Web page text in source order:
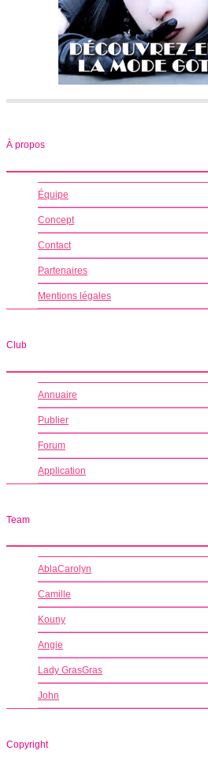
À propos
Équipe
Concept
Contact
Partenaires
Mentions légales
Club
Annuaire
Publier
Forum
Application
Team
AblaCarolyn
Camille
Kouny
Angie
Lady GrasGras
John
Copyright